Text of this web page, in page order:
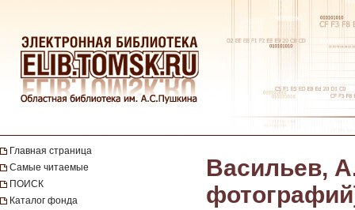
Главная страница
Самые читаемые
ПОИСК
Каталог фонда
Васильев,